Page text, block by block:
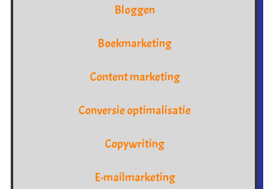
Bloggen
Boekmarketing
Content marketing
Conversie optimalisatie
Copywriting
E-mailmarketing